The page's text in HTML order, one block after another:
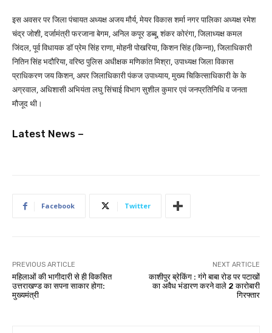
इस अवसर पर जिला पंचायत अध्यक्ष अजय मौर्य, मेयर विकास शर्मा नगर पालिका अध्यक्ष रमेश
चंद्र जोशी, दर्जामंत्री फरजाना बेगम, अनिल कपूर डब्बू, शंकर कोरंगा, जिलाध्यक्ष कमल
जिंदल, पूर्व विधायक डॉ प्रेम सिंह राणा, मोहनी पोखरिया, किशन सिंह (किन्ना), जिलाधिकारी
नितिन सिंह भदौरिया, वरिष्ठ पुलिस अधीक्षक मणिकांत मिश्रा, उपाध्यक्ष जिला विकास
प्राधिकरण जय किशन, अपर जिलाधिकारी पंकज उपाध्याय, मुख्य चिकित्साधिकारी के के
अग्रवाल, अधिशासी अभियंता लघु सिंचाई विभाग सुशील कुमार एवं जनप्रतिनिधि व जनता
मौजूद थी।
Latest News –
Facebook Twitter
PREVIOUS ARTICLE
महिलाओं की भागीदारी से ही विकसित
उत्तराखण्ड का सपना साकार होगा:
मुख्यमंत्री
NEXT ARTICLE
काशीपुर ब्रेकिंग : गंगे बाबा रोड पर पटाखों
का अवैध भंडारण करने वाले 2 कारोबारी
गिरफ्तार